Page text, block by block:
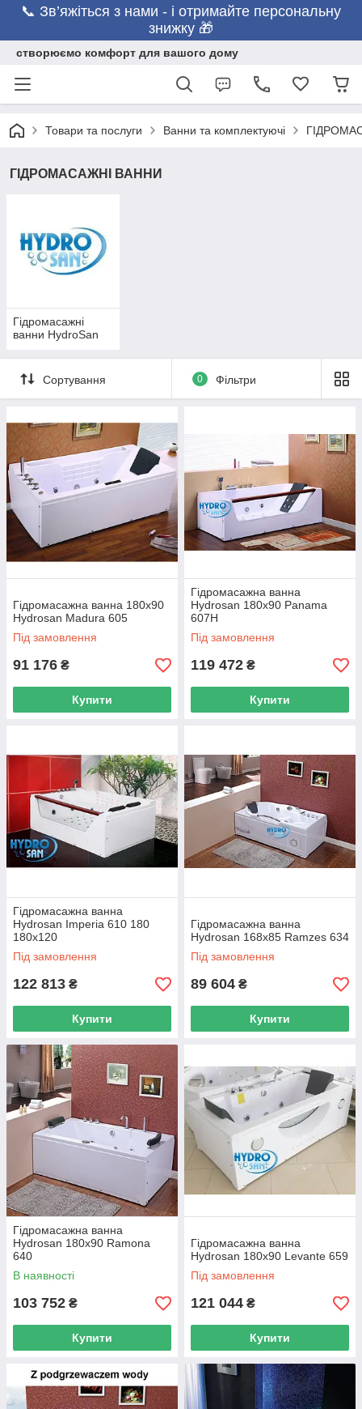
📞 Зв’яжіться з нами - і отримайте персональну
знижку 🎁
створюємо комфорт для вашого дому
Товари та послуги Ванни та комплектуючі
ГІДРОМАСАЖНІ ВАННИ
Гідромасажні
ванни HydroSan
Сортування 0 Фільтри
Гідромасажна ванна 180x90
Hydrosan Madura 605
Під замовлення
91 176 ₴
Купити
Гідромасажна ванна
Hydrosan 180x90 Panama
607H
Під замовлення
119 472 ₴
Купити
Гідромасажна ванна
Hydrosan Imperia 610 180
180x120
Під замовлення
122 813 ₴
Купити
Гідромасажна ванна
Hydrosan 168x85 Ramzes 634
Під замовлення
89 604 ₴
Купити
Гідромасажна ванна
Hydrosan 180x90 Ramona
640
В наявності
103 752 ₴
Купити
Гідромасажна ванна
Hydrosan 180х90 Levante 659
Під замовлення
121 044 ₴
Купити